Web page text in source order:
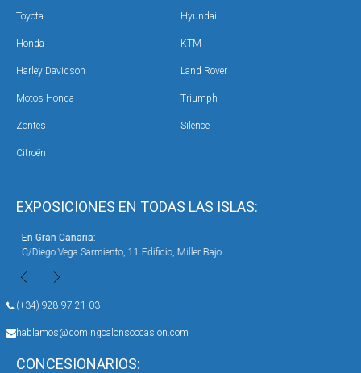
EXPOSICIONES EN TODAS LAS ISLAS:
En Gran Canaria:
C/Diego Vega Sarmiento, 11 Edificio, Miller Bajo
(+34) 928 97 21 03
hablamos@domingoalonsoocasion.com
CONCESIONARIOS:
Toyota Hyundai
Honda KTM
Harley Davidson Land Rover
Motos Honda Triumph
Zontes Silence
Citroën